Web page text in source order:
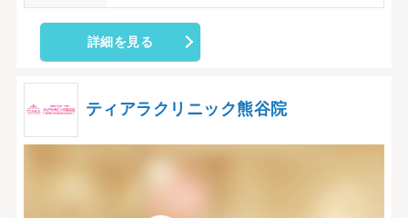
詳細を見る
ティアラクリニック熊谷院